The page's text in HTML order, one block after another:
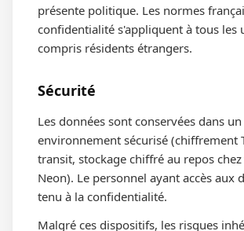
présente politique. Les normes
confidentialité s'appliquent à tous les
compris résidents étrangers.
Sécurité
Les données sont conservées dans un
environnement sécurisé (chiffrement
transit, stockage chiffré au repos chez
Neon). Le personnel ayant accès aux
tenu à la confidentialité.
Malgré ces dispositifs, les risques